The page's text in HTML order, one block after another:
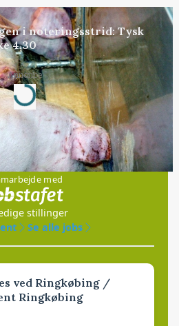
i noteringsstrid: Tysk
4,30
Annonce
Jobs
med
stillinger
Se alle jobs
ved Ringkøbing /
Ringkøbing